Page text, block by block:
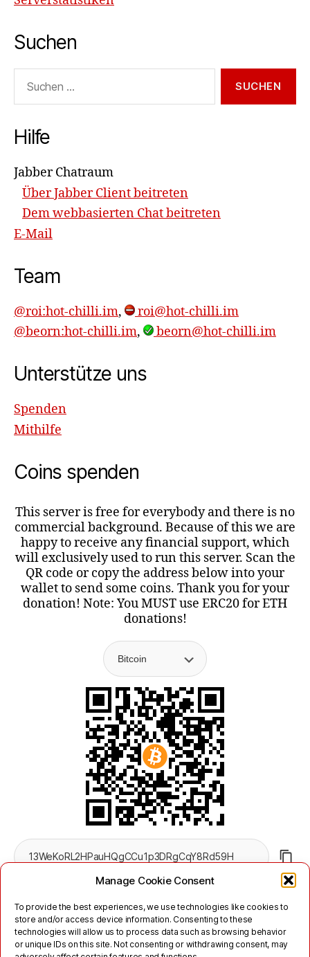
Manage Cookie Consent
To provide the best experiences, we use technologies like cookies to
store and/or access device information. Consenting to these
technologies will allow us to process data such as browsing behavior
or unique IDs on this site. Not consenting or withdrawing consent, may
Suchen
nach:
Hilfe
Jabber Chatraum
Über Jabber Client beitreten
Dem webbasierten Chat beitreten
E-Mail
Team
@roi:hot-chilli.im,
roi@hot-chilli.im
@beorn:hot-chilli.im, beorn@hot-chilli.im
Unterstütze uns
Spenden
Mithilfe
Coins spenden
This server is free for everybody and there is no
commercial background. Because of this we are
happy to receive any financial support, which
will exclusively used to run this server. Scan the
QR code or copy the address below into your
wallet to send some coins. Thank you for your
donation! Note: You MUST use ERC20 for ETH
donations!